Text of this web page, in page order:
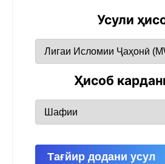
Усули
Ҳисоб
Тағйир додани усул